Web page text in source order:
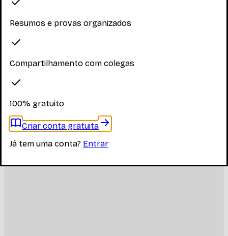
Resumos e provas organizados
Compartilhamento com colegas
100% gratuito
Criar conta gratuita
Já tem uma conta? Entrar